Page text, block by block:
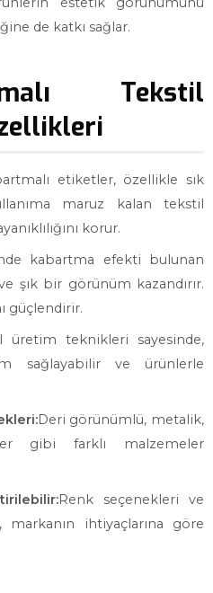
de katkı sağlar.
Tekstil
etiketler, özellikle sık
maruz kalan tekstil
korur.
kabartma efekti bulunan
şık bir görünüm kazandırır.
güçlendirir.
üretim teknikleri sayesinde,
sağlayabilir ve ürünlerle
Deri görünümlü, metalik,
gibi farklı malzemeler
Renk seçenekleri ve
markanın ihtiyaçlarına göre